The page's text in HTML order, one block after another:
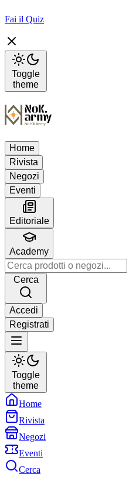
Fai il Quiz
Toggle
theme
Home
Rivista
Negozi
Eventi
Editoriale
Academy
Accedi
Registrati
Toggle
theme
Home
Rivista
Negozi
Eventi
Cerca